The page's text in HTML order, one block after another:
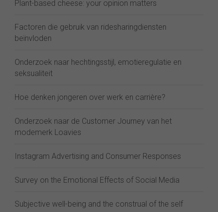
Plant-based cheese: your opinion matters
Factoren die gebruik van ridesharingdiensten
beïnvloden
Onderzoek naar hechtingsstijl, emotieregulatie en
seksualiteit
Hoe denken jongeren over werk en carrière?
Onderzoek naar de Customer Journey van het
modemerk Loavies
Instagram Advertising and Consumer Responses
Survey on the Emotional Effects of Social Media
Subjective well-being and the construal of the self